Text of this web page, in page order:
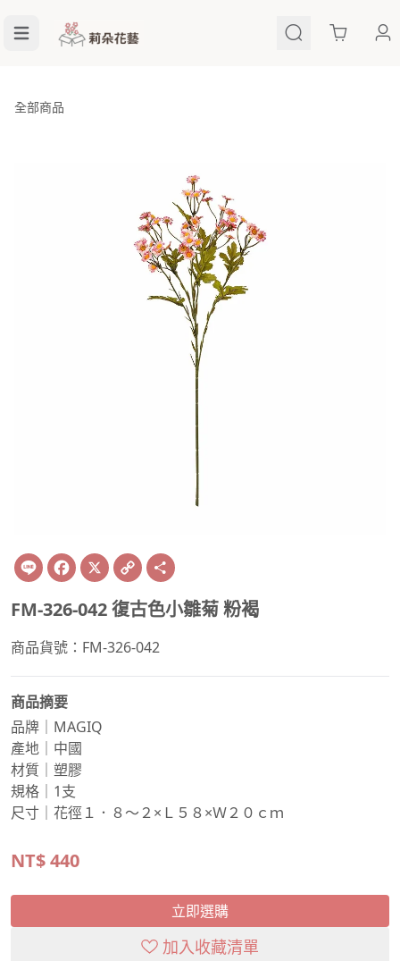
Cart
全部商品
Line Facebook
X Copy
Link
FM-326-042 復古色小雛菊 粉褐
商品貨號：FM-326-042
商品摘要
品牌｜MAGIQ
產地｜中國
材質｜塑膠
規格｜1支
尺寸｜花徑１．８～２×Ｌ５８×Ｗ２０ｃｍ
NT$440
立即選購
加入收藏清單